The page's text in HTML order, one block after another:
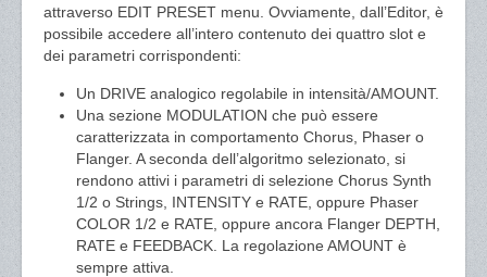
attraverso EDIT PRESET menu. Ovviamente, dall’Editor, è
possibile accedere all’intero contenuto dei quattro slot e
dei parametri corrispondenti:
Un DRIVE analogico regolabile in intensità/AMOUNT.
Una sezione MODULATION che può essere
caratterizzata in comportamento Chorus, Phaser o
Flanger. A seconda dell’algoritmo selezionato, si
rendono attivi i parametri di selezione Chorus Synth
1/2 o Strings, INTENSITY e RATE, oppure Phaser
COLOR 1/2 e RATE, oppure ancora Flanger DEPTH,
RATE e FEEDBACK. La regolazione AMOUNT è
sempre attiva.